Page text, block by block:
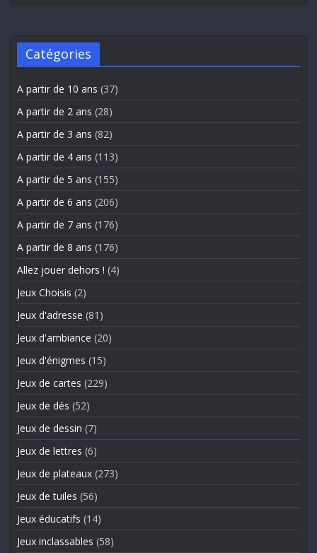
Catégories
A partir de 10 ans (37)
A partir de 2 ans (28)
A partir de 3 ans (82)
A partir de 4 ans (113)
A partir de 5 ans (155)
A partir de 6 ans (206)
A partir de 7 ans (176)
A partir de 8 ans (176)
Allez jouer dehors ! (4)
Jeux Choisis (2)
Jeux d'adresse (81)
Jeux d'ambiance (20)
Jeux d'énigmes (15)
Jeux de cartes (229)
Jeux de dés (52)
Jeux de dessin (7)
Jeux de lettres (6)
Jeux de plateaux (273)
Jeux de tuiles (56)
Jeux éducatifs (14)
Jeux inclassables (58)